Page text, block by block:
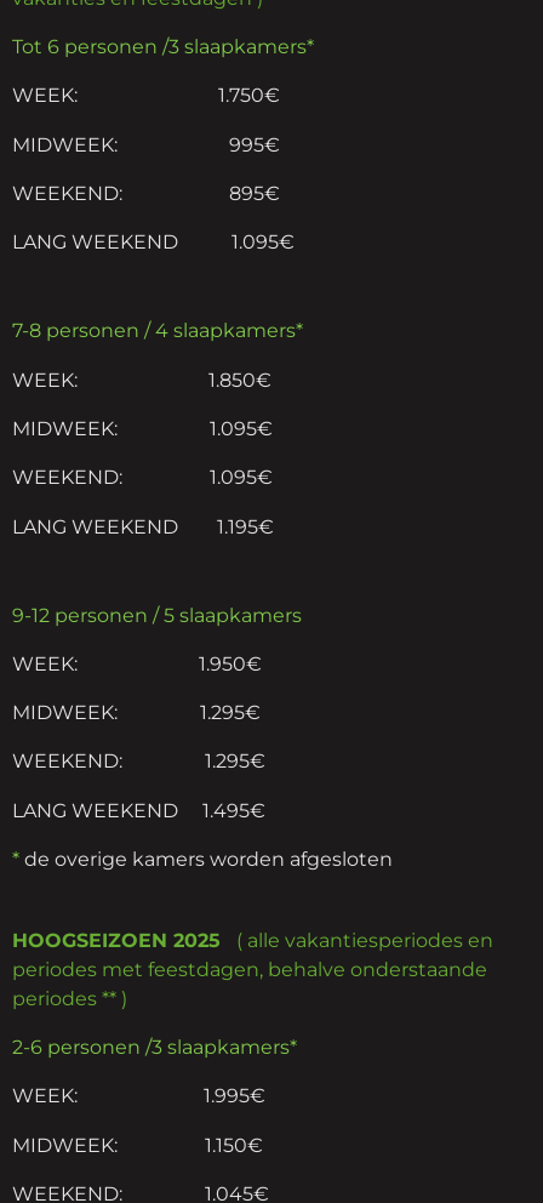
Tot 6 personen /3 slaapkamers*
WEEK: 1.750€
MIDWEEK: 995€
WEEKEND: 895€
LANG WEEKEND 1.095€
7-8 personen / 4 slaapkamers*
WEEK: 1.850€
MIDWEEK: 1.095€
WEEKEND: 1.095€
LANG WEEKEND 1.195€
9-12 personen / 5 slaapkamers
WEEK: 1.950€
MIDWEEK: 1.295€
WEEKEND: 1.295€
LANG WEEKEND 1.495€
* de overige kamers worden afgesloten
HOOGSEIZOEN 2025
( alle vakantiesperiodes en
periodes met feestdagen, behalve onderstaande
periodes ** )
2-6 personen /3 slaapkamers*
WEEK: 1.995€
MIDWEEK: 1.150€
WEEKEND: 1.045€